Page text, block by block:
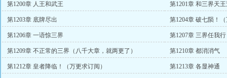
第1200章 人王和武王 第1201章 和三界天
第1203章 底牌尽出 第1204章 破七陨！
第1206章 一语惊三界 第1207章 三界任我
第1209章 不正常的三界（八千大章，就两更了） 第1210章 都消消气
第1212章 皇者降临！（万更求订阅） 第1213章 各显神通